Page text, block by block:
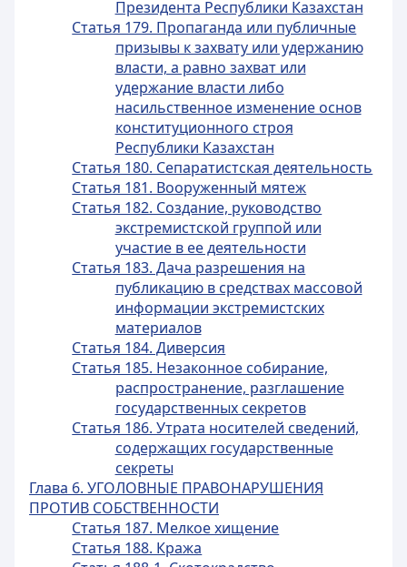
Президента Республики Казахстан
Статья 179. Пропаганда или публичные
призывы к захвату или удержанию
власти, а равно захват или
удержание власти либо
насильственное изменение основ
конституционного строя
Республики Казахстан
Статья 180. Сепаратистская деятельность
Статья 181. Вооруженный мятеж
Статья 182. Создание, руководство
экстремистской группой или
участие в ее деятельности
Статья 183. Дача разрешения на
публикацию в средствах массовой
информации экстремистских
материалов
Статья 184. Диверсия
Статья 185. Незаконное собирание,
распространение, разглашение
государственных секретов
Статья 186. Утрата носителей сведений,
содержащих государственные
секреты
Глава 6. УГОЛОВНЫЕ ПРАВОНАРУШЕНИЯ
ПРОТИВ СОБСТВЕННОСТИ
Статья 187. Мелкое хищение
Статья 188. Кража